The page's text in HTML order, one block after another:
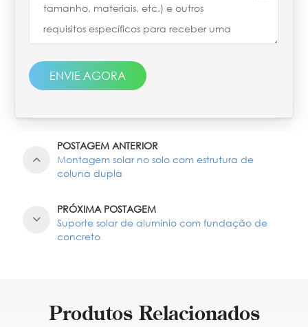
ENVIE AGORA
POSTAGEM ANTERIOR
Montagem solar no solo com estrutura de
coluna dupla
PRÓXIMA POSTAGEM
Suporte solar de alumínio com fundação de
concreto
Produtos Relacionados